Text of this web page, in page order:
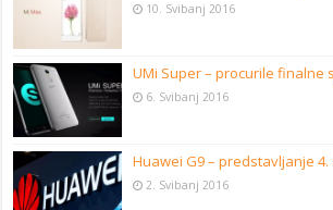
10. Svibanj 2016
UMi Super – procurile finalne
6. Svibanj 2016
Huawei G9 – predstavljanje 4.
2. Svibanj 2016